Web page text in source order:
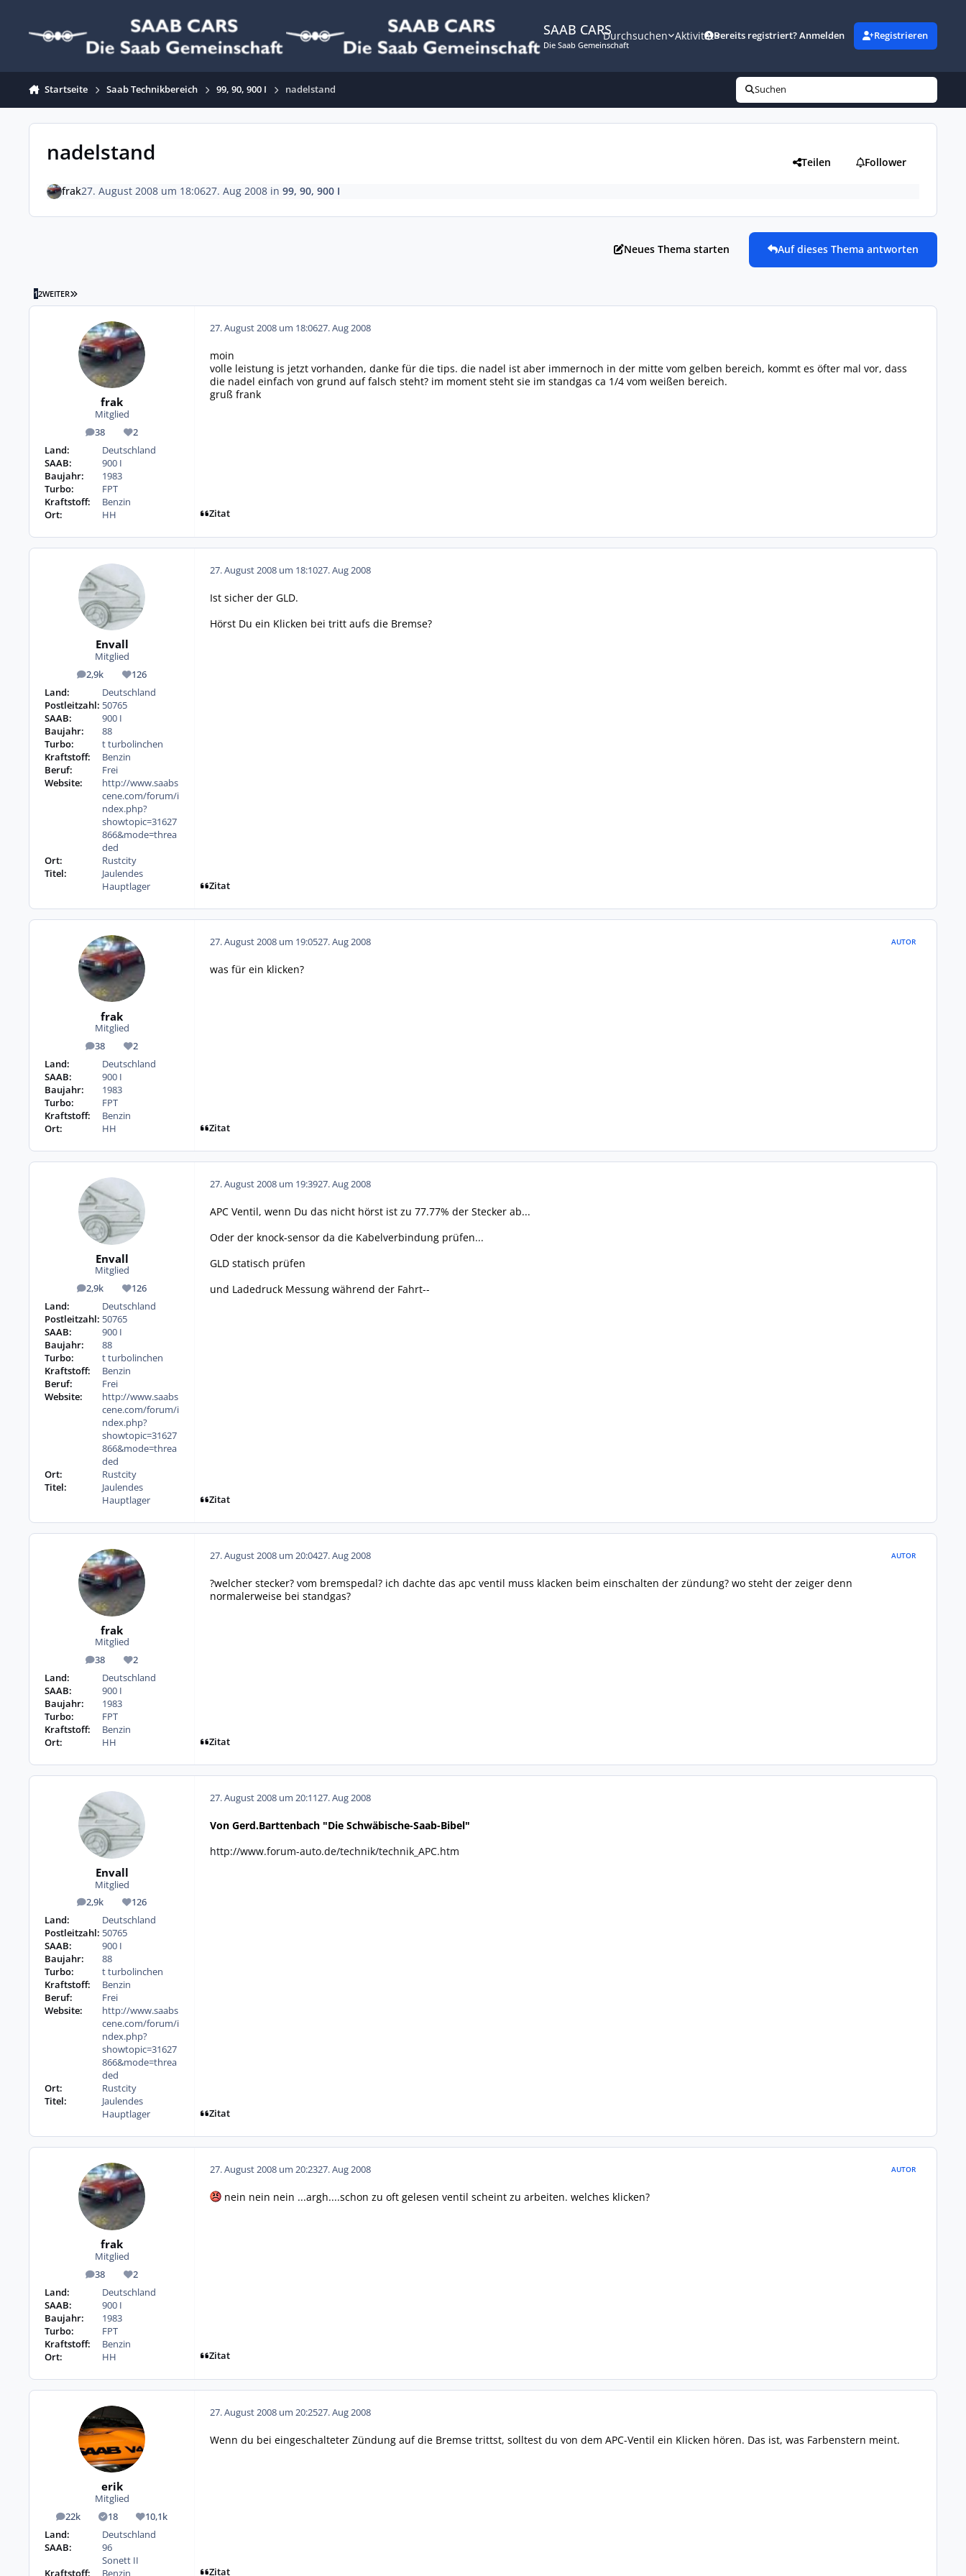
SAAB CARS
Die Saab Gemeinschaft
Durchsuchen AktivitätBereits registriert? Anmelden Registrieren
Startseite Saab Technikbereich 99, 90, 900 I nadelstand Suchen
nadelstand Teilen Follower
frak27. August 2008 um 18:0627. Aug 2008in 99, 90, 900 I
Neues Thema starten Auf dieses Thema antworten
12WEITER LETZTE SEITE
frak
Mitglied
38
Beiträge 2
Reputation
Land:
Deutschland
SAAB:
900 I
Baujahr:
1983
Turbo:
FPT
Kraftstoff:
Benzin
Ort:
HH
27. August 2008 um 18:0627. Aug 2008
moin
volle leistung is jetzt vorhanden, danke für die tips. die nadel ist aber immernoch in der mitte vom gelben bereich, kommt es öfter mal vor, dass
die nadel einfach von grund auf falsch steht? im moment steht sie im standgas ca 1/4 vom weißen bereich.
gruß frank
Zitat
Envall
Mitglied
2,9k
Beiträge 126
Reputation
Land:
Deutschland
Postleitzahl: 50765
SAAB:
900 I
Baujahr:
88
Turbo:
t turbolinchen
Kraftstoff:
Benzin
Beruf:
Frei
Website:
http://www.saabs
cene.com/forum/i
ndex.php?
showtopic=31627
866&mode=threa
ded
Ort:
Rustcity
Titel:
Jaulendes
Hauptlager
27. August 2008 um 18:1027. Aug 2008
Ist sicher der GLD.
Hörst Du ein Klicken bei tritt aufs die Bremse?
Zitat
frak
Mitglied
38
Beiträge 2
Reputation
Land:
Deutschland
SAAB:
900 I
Baujahr:
1983
Turbo:
FPT
Kraftstoff:
Benzin
Ort:
HH
27. August 2008 um 19:0527. Aug 2008 AUTOR
was für ein klicken?
Zitat
Envall
Mitglied
2,9k
Beiträge 126
Reputation
Land:
Deutschland
Postleitzahl: 50765
SAAB:
900 I
Baujahr:
88
Turbo:
t turbolinchen
Kraftstoff:
Benzin
Beruf:
Frei
Website:
http://www.saabs
cene.com/forum/i
ndex.php?
showtopic=31627
866&mode=threa
ded
Ort:
Rustcity
Titel:
Jaulendes
Hauptlager
27. August 2008 um 19:3927. Aug 2008
APC Ventil, wenn Du das nicht hörst ist zu 77.77% der Stecker ab...
Oder der knock-sensor da die Kabelverbindung prüfen...
GLD statisch prüfen
und Ladedruck Messung während der Fahrt--
Zitat
frak
Mitglied
38
Beiträge 2
Reputation
Land:
Deutschland
SAAB:
900 I
Baujahr:
1983
Turbo:
FPT
Kraftstoff:
Benzin
Ort:
HH
27. August 2008 um 20:0427. Aug 2008 AUTOR
?welcher stecker? vom bremspedal? ich dachte das apc ventil muss klacken beim einschalten der zündung? wo steht der zeiger denn
normalerweise bei standgas?
Zitat
Envall
Mitglied
2,9k
Beiträge 126
Reputation
Land:
Deutschland
Postleitzahl: 50765
SAAB:
900 I
Baujahr:
88
Turbo:
t turbolinchen
Kraftstoff:
Benzin
Beruf:
Frei
Website:
http://www.saabs
cene.com/forum/i
ndex.php?
showtopic=31627
866&mode=threa
ded
Ort:
Rustcity
Titel:
Jaulendes
Hauptlager
27. August 2008 um 20:1127. Aug 2008
Von Gerd.Barttenbach "Die Schwäbische-Saab-Bibel"
http://www.forum-auto.de/technik/technik_APC.htm
Zitat
frak
Mitglied
38
Beiträge 2
Reputation
Land:
Deutschland
SAAB:
900 I
Baujahr:
1983
Turbo:
FPT
Kraftstoff:
Benzin
Ort:
HH
27. August 2008 um 20:2327. Aug 2008 AUTOR
nein nein nein ...argh....schon zu oft gelesen ventil scheint zu arbeiten. welches klicken?
Zitat
erik
Mitglied
22k
Beiträge 18
Lösungen10,1k
Reputation
Land:
Deutschland
SAAB:
96
Sonett II
Kraftstoff:
Benzin
27. August 2008 um 20:2527. Aug 2008
Wenn du bei eingeschalteter Zündung auf die Bremse trittst, solltest du von dem APC-Ventil ein Klicken hören. Das ist, was Farbenstern meint.
Zitat